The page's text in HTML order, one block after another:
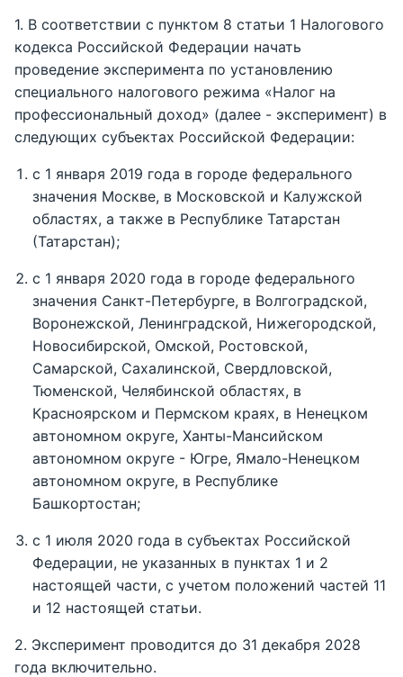
1. В соответствии с пунктом 8 статьи 1 Налогового
кодекса Российской Федерации начать
проведение эксперимента по установлению
специального налогового режима «Налог на
профессиональный доход» (далее - эксперимент) в
следующих субъектах Российской Федерации:
с 1 января 2019 года в городе федерального
значения Москве, в Московской и Калужской
областях, а также в Республике Татарстан
(Татарстан);
с 1 января 2020 года в городе федерального
значения Санкт-Петербурге, в Волгоградской,
Воронежской, Ленинградской, Нижегородской,
Новосибирской, Омской, Ростовской,
Самарской, Сахалинской, Свердловской,
Тюменской, Челябинской областях, в
Красноярском и Пермском краях, в Ненецком
автономном округе, Ханты-Мансийском
автономном округе - Югре, Ямало-Ненецком
автономном округе, в Республике
Башкортостан;
с 1 июля 2020 года в субъектах Российской
Федерации, не указанных в пунктах 1 и 2
настоящей части, с учетом положений частей 11
и 12 настоящей статьи.
2. Эксперимент проводится до 31 декабря 2028
года включительно.